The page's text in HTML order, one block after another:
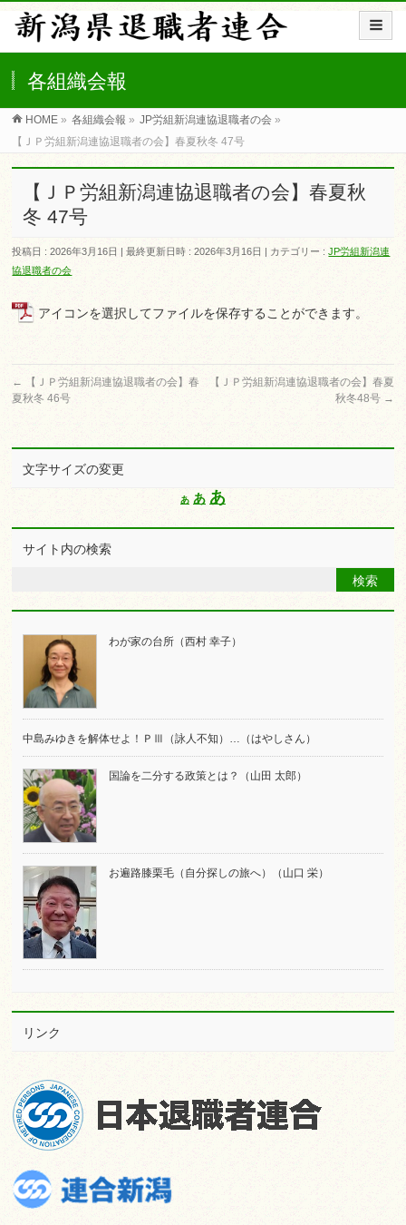
各組織会報
HOME » 各組織会報 » JP労組新潟連協退職者の会 »
【ＪＰ労組新潟連協退職者の会】春夏秋冬 47号
【ＪＰ労組新潟連協退職者の会】春夏秋
冬 47号
投稿日 : 2026年3月16日 最終更新日時 : 2026年3月16日 カテゴリー :JP労組新潟連
協退職者の会
アイコンを選択してファイルを保存することができます。
←
【ＪＰ労組新潟連協退職者の会】春
夏秋冬 46号
【ＪＰ労組新潟連協退職者の会】春夏
秋冬48号 →
文字サイズの変更
あ Decrease
あReset
あIncrease
size.
サイト内の検索
わが家の台所（西村 幸子）
中島みゆきを解体せよ！ＰⅢ（詠人不知）…（はやしさん）
国論を二分する政策とは？（山田 太郎）
お遍路膝栗毛（自分探しの旅へ）（山口 栄）
リンク